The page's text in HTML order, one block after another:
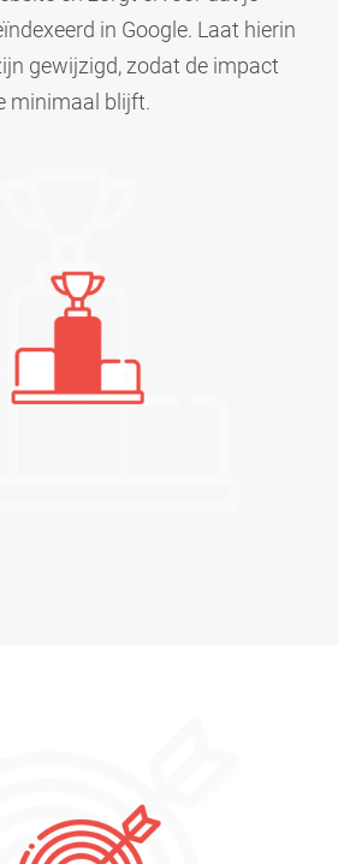
in Google. Laat hierin
gewijzigd, zodat de impact
minimaal blijft.